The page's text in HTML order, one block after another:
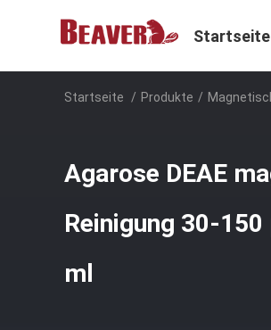
Startseite
Startseite / Produkte /
Agarose DEAE
Reinigung 30-
ml